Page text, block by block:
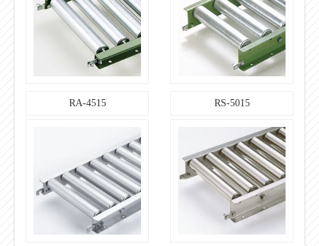
RA-4515 RS-5015